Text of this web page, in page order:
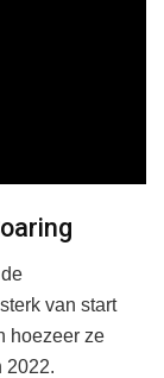
van start
hoezeer ze
2022.